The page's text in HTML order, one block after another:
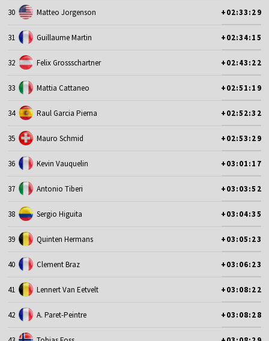
30 Matteo Jorgenson +02:33:29
31 Guillaume Martin +02:34:15
32 Felix Grossschartner +02:43:22
33 Mattia Cattaneo +02:51:19
34 Raul Garcia Pierna +02:52:32
35 Mauro Schmid +02:53:29
36 Kevin Vauquelin +03:01:17
37 Antonio Tiberi +03:03:52
38 Sergio Higuita +03:04:35
39 Quinten Hermans +03:05:23
40 Clement Braz +03:06:23
41 Lennert Van Eetvelt +03:08:22
42 A. Paret-Peintre +03:08:28